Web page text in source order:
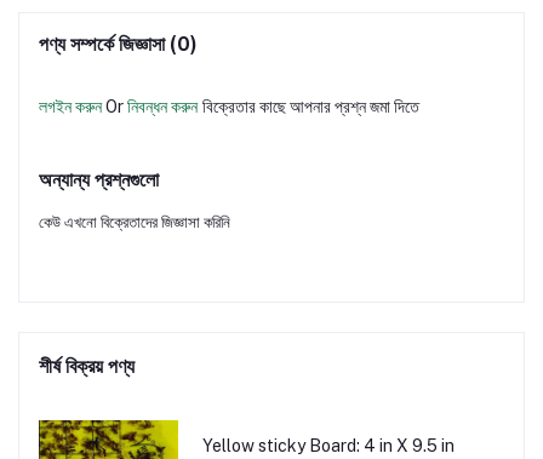
পণ্য সম্পর্কে জিজ্ঞাসা (0)
লগইন করুনOrনিবন্ধন করুন বিক্রেতার কাছে আপনার প্রশ্ন জমা দিতে
অন্যান্য প্রশ্নগুলো
কেউ এখনো বিক্রেতাদের জিজ্ঞাসা করিনি
শীর্ষ বিক্রয় পণ্য
Yellow sticky Board: 4 in X 9.5 in